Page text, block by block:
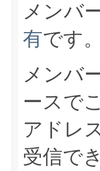
メンバ
有です。
メンバ
ースで
アドレ
受信で